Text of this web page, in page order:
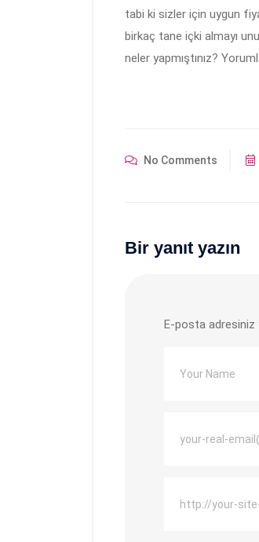
tabi ki sizler için uygun
birkaç tane içki almayı
neler yapmıştınız?
No Comments
Bir yanıt yazın
E-posta adresiniz